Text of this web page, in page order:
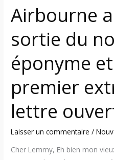
Airbourne
sortie du
éponyme
premier
lettre
Laisser un commentaire /
Cher Lemmy, Eh bien mon
premier
extrait
via
une
lettre
ouverte
à
Lemmy